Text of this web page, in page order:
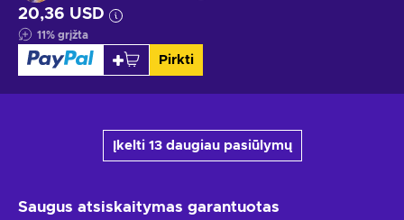
20,36 USD
11% grįžta
Pirkti
Įkelti 13 daugiau pasiūlymų
Saugus atsiskaitymas garantuotas